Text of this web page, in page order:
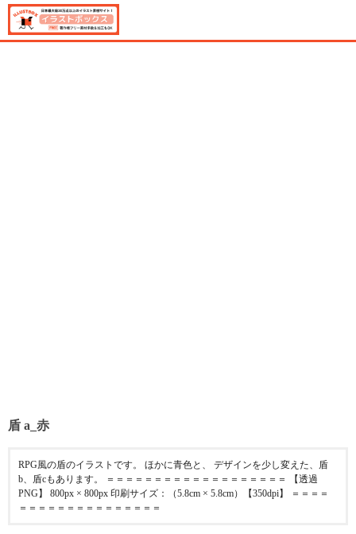
盾 a_赤
RPG風の盾のイラストです。 ほかに青色と、 デザインを少し変えた、盾
b、盾cもあります。 ＝＝＝＝＝＝＝＝＝＝＝＝＝＝＝＝＝＝＝ 【透過
PNG】 800px × 800px 印刷サイズ：（5.8cm × 5.8cm）【350dpi】 ＝＝＝＝
＝＝＝＝＝＝＝＝＝＝＝＝＝＝＝